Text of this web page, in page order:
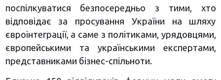
поспілкуватися безпосередньо з тими, хто
відповідає за просування України на шляху
євроінтеграції, а саме з політиками, урядовцями,
європейськими та українськими експертами,
представниками бізнес-спільноти.